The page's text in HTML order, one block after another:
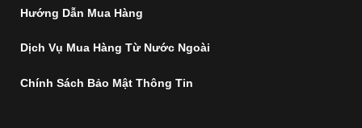
Hướng Dẫn Mua Hàng
Dịch Vụ Mua Hàng Từ Nước Ngoài
Chính Sách Bảo Mật Thông Tin